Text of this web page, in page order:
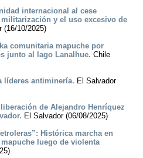
internacional al cese
y el uso excesivo de
(16/10/2025)
comunitaria mapuche por
junto al lago Lanalhue. Chile
líderes antiminería. El Salvador
de Alejandro Henríquez
El Salvador (06/08/2025)
Histórica marcha en
luego de violenta